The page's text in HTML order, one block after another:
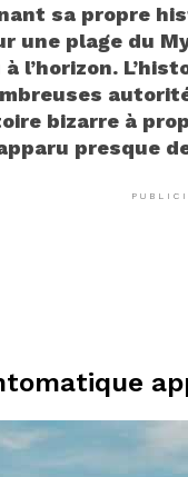
sa propre
une plage du
l’horizon.
bizarre à
presque